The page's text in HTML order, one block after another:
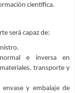
científica.
será capaz de:
e inversa en
transporte y
envase y embalaje de